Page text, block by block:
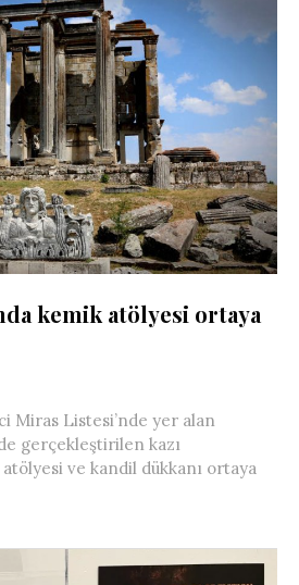
kemik atölyesi ortaya
Miras Listesi’nde yer alan
gerçekleştirilen kazı
atölyesi ve kandil dükkanı ortaya